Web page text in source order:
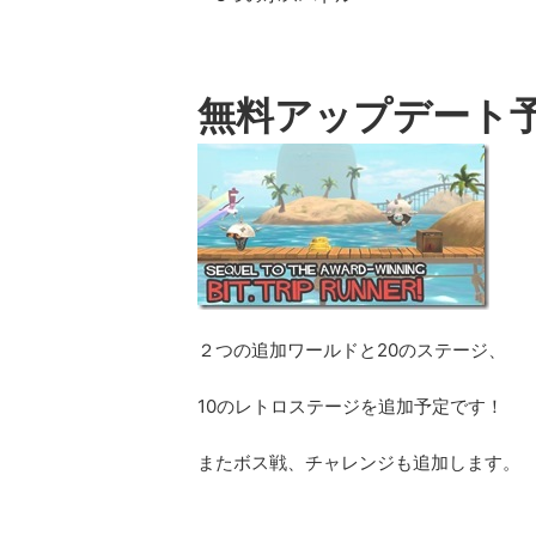
無料アップデート
２つの追加ワールドと20のステージ、
10のレトロステージを追加予定です！
またボス戦、チャレンジも追加します。